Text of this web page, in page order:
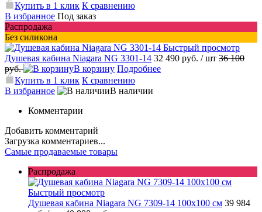
Купить в 1 клик К сравнению
В избранное Под заказ
Распродажа
Без силикона
Быстрый просмотр
Душевая кабина Niagara NG 3301-14 32 490 руб. / шт 36 100
руб.
В корзину Подробнее
Купить в 1 клик К сравнению
В избранное
В наличии
Комментарии
Добавить комментарий
Загрузка комментариев...
Самые продаваемые товары
Распродажа
Быстрый просмотр
Душевая кабина Niagara NG 7309-14 100x100 см 39 984